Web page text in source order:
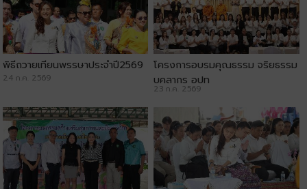
พิธีถวายเทียนพรรษาประจำปี2569
24 ก.ค. 2569
โครงการอบรมคุณธรรม จริยธรรม
บุคลากร อปท
23 ก.ค. 2569